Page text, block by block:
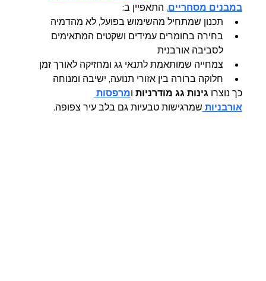
במבנים מסחריים, התאפיין ב:
תכנון שמתחיל מהשימוש בפועל, לא מהדמיה
בחירה בחומרים עמידים ושקטים המתאימים
לסביבה אורבנית
צמחייה שמותאמת לתנאי גג ומחזיקה לאורך זמן
חלוקה ברורה בין אזורי תנועה, ישיבה ומנוחה
כך נוצרו גינות גג מודרניות ומרפסות
אורבניות שמרגישות טבעיות גם בלב עיר צפופה.